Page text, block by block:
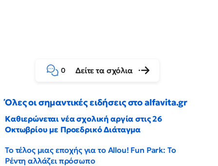
0 Δείτε τα σχόλια
Όλες οι σημαντικές ειδήσεις στο alfavita.gr
Καθιερώνεται νέα σχολική αργία στις 26
Οκτωβρίου με Προεδρικό Διάταγμα
Το τέλος μιας εποχής για το Allou! Fun Park: Το
Ρέντη αλλάζει πρόσωπο